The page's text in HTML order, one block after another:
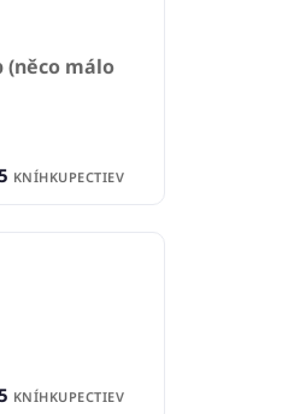
(něco málo
KNÍHKUPECTIEV
KNÍHKUPECTIEV